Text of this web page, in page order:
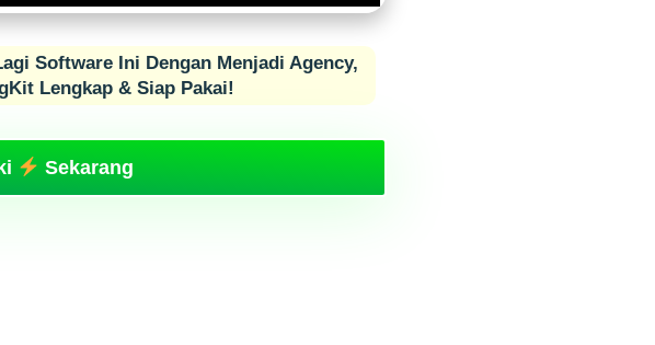
Software Ini Dengan Menjadi Agency,
Lengkap & Siap Pakai!
Sekarang